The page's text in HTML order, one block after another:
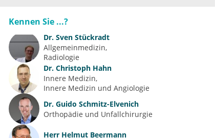
Kennen Sie ...?
Dr. Sven Stückradt
Allgemeinmedizin
Radiologie
Dr. Christoph Hahn
Innere Medizin
Innere Medizin und Angiologie
Dr. Guido Schmitz-Elvenich
Orthopädie und Unfallchirurgie
Herr Helmut Beermann